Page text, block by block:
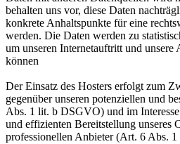
behalten uns vor, diese Daten
konkrete Anhaltspunkte für eine
werden. Die Daten werden zu
um unseren Internetauftritt und unsere
können
Der Einsatz des Hosters erfolgt zum
gegenüber unseren potenziellen und
Abs. 1 lit. b DSGVO) und im
und effizienten Bereitstellung unseres
professionellen Anbieter (Art. 6 Abs.